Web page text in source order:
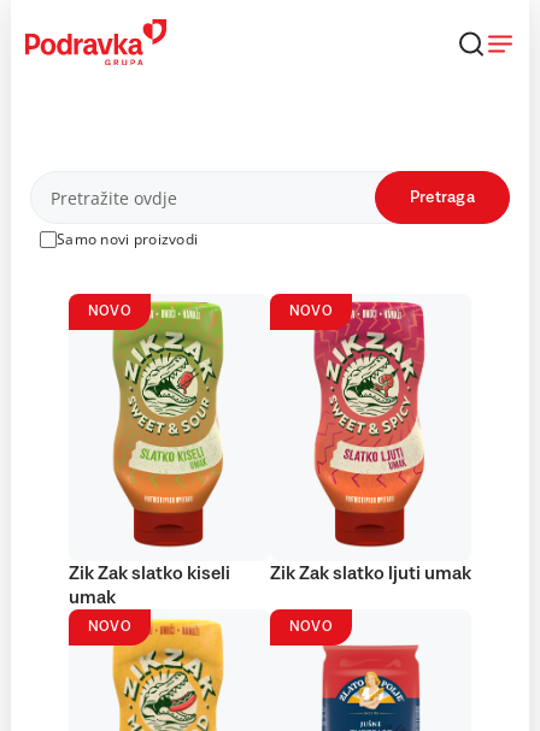
content
Proizvodi
Samo novi proizvodi
Pretraga
NOVO
Zik Zak slatko kiseli
umak
NOVO
Zik Zak slatko ljuti umak
NOVO NOVO